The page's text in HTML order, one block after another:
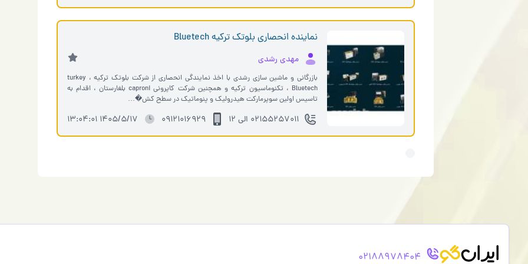
نماینده انحصاری بلوتک ترکیه Bluetech
مهدی رشدی
بازرگانی و ماشین سازی رشدی با اخذ نمایندگی انحصاری از شرکت بلوتک ترکیه ، turkey
Bluetech ، تکنوماسیون ترکیه و همچنین شرکت کاپرونی caproni بلغارستان ، اقدام به
تاسیس اولین سوپرمارکت هیدرولیک و پنوماتیک در سطح کش�…
02155257011 الی 12 ۰۹۱۲۱۰۱۶۹۲۹ 1405/5/17 13:04:01
02188978404